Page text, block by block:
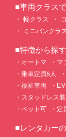
■車両クラス
軽クラス
ミニバンクラス
■特徴から探す
オートマ マ
乗車定員5人
福祉車両
スタッドレス
ペット可
定
■レンタカー